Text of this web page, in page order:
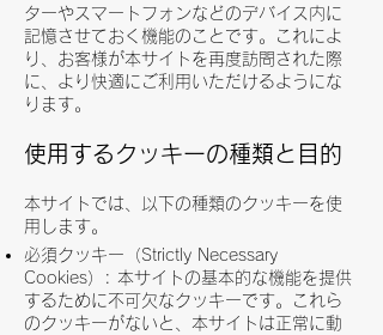
ターやスマートフォンなどのデバイス内に
記憶させておく機能のことです。これによ
り、お客様が本サイトを再度訪問された際
に、より快適にご利用いただけるようにな
ります。
使用するクッキーの種類と目的
本サイトでは、以下の種類のクッキーを使
用します。
必須クッキー（Strictly Necessary
Cookies）: 本サイトの基本的な機能を提供
するために不可欠なクッキーです。これら
のクッキーがないと、本サイトは正常に動